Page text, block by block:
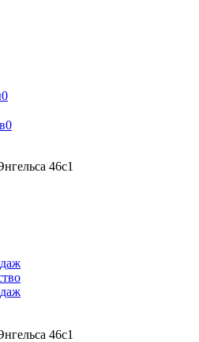
0
0
46с1
46с1